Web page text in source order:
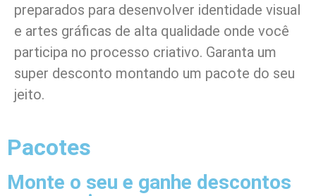
preparados para desenvolver identidade visual
e artes gráficas de alta qualidade onde você
participa no processo criativo. Garanta um
super desconto montando um pacote do seu
jeito.
Pacotes
Monte o seu e ganhe descontos